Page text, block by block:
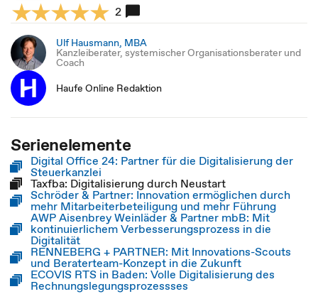
2
Ulf Hausmann, MBA
Kanzleiberater, systemischer Organisationsberater und
Coach
Haufe Online Redaktion
Serienelemente
Digital Office 24: Partner für die Digitalisierung der
Steuerkanzlei
Taxfba: Digitalisierung durch Neustart
Schröder & Partner: Innovation ermöglichen durch
mehr Mitarbeiterbeteiligung und mehr Führung
AWP Aisenbrey Weinläder & Partner mbB: Mit
kontinuierlichem Verbesserungsprozess in die
Digitalität
RENNEBERG + PARTNER: Mit Innovations-Scouts
und Beraterteam-Konzept in die Zukunft
ECOVIS RTS in Baden: Volle Digitalisierung des
Rechnungslegungsprozessses